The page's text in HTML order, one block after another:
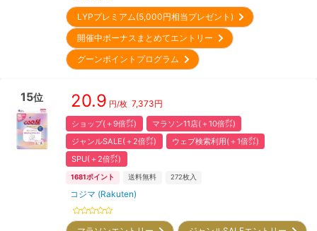
LYPプレミアム(5,000円相当プレゼント)
開催中ボーナスまとめてエントリー
グーンポイントプログラム
15位 20.9 円/枚 7,373円
ショップ(＋9倍㌽)
マラソン11店(＋10倍㌽)
ジャンルSALE(＋2倍㌽)
ウェブ検索利用(＋1倍㌽)
SPU(＋2倍㌽)
1681ポイント 送料無料 272枚入
コジマ (Rakuten)